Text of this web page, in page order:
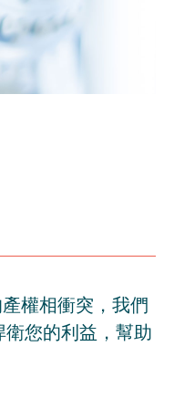
權相衝突，我們
衛您的利益，幫助